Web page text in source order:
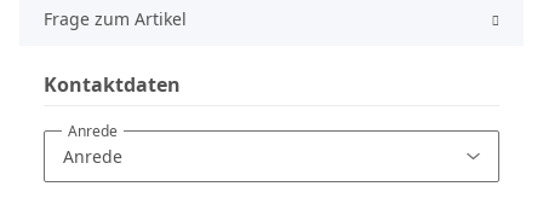
Frage zum Artikel
Kontaktdaten
Anrede